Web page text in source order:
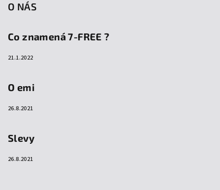
O NÁS
Co znamená 7-FREE ?
21.1.2022
O emi
26.8.2021
Slevy
26.8.2021